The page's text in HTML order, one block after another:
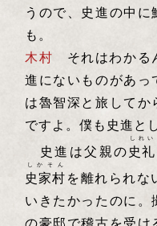
うので、史進の中
も。
木村 それはわかる
進にないものがあっ
は魯智深と旅してか
ですよ。僕も史進と
史進は父親の史礼
しれい
史家村
しかそん
を離れられな
いきたかったのに